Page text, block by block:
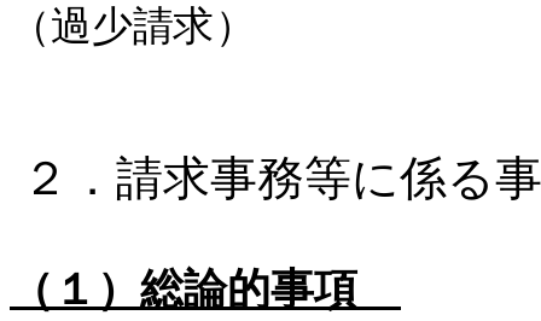
（過少請求）
２．請求事務等に係る
（１）総論的事項